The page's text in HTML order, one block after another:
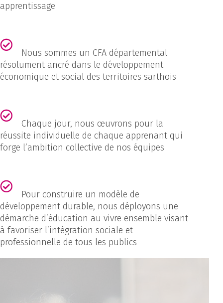
apprentissage
Nous sommes un CFA départemental
résolument ancré dans le développement
économique et social des territoires sarthois
Chaque jour, nous œuvrons pour la
réussite individuelle de chaque apprenant qui
forge l’ambition collective de nos équipes
Pour construire un modèle de
développement durable, nous déployons une
démarche d’éducation au vivre ensemble visant
à favoriser l’intégration sociale et
professionnelle de tous les publics